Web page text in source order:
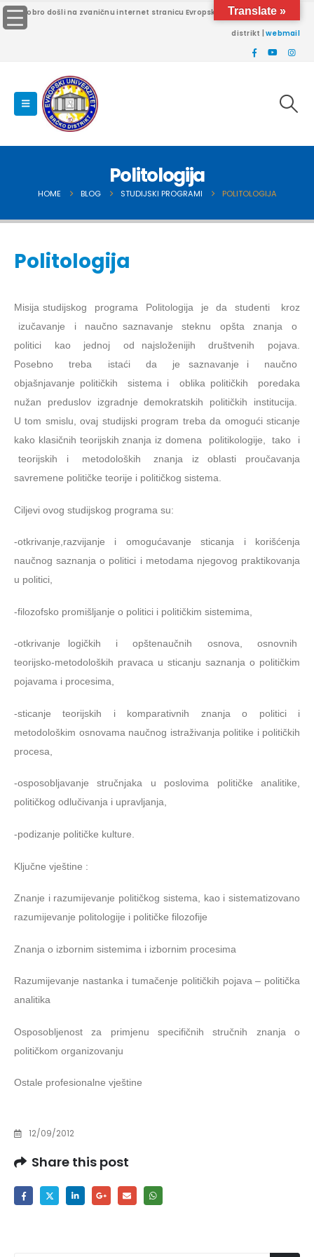
Dobro došli na zvaničnu internet stranicu Evropskog univerziteta Brčko
distrikt |webmail
Politologija
HOME BLOG STUDIJSKI PROGRAMI POLITOLOGIJA
Politologija
Misija studijskog programa Politologija je da studenti kroz
izučavanje i naučno saznavanje steknu opšta znanja o
politici kao jednoj od najsloženijih društvenih pojava.
Posebno treba istaći da je saznavanje i naučno
objašnjavanje političkih sistema i oblika političkih poredaka
nužan preduslov izgradnje demokratskih političkih institucija.
U tom smislu, ovaj studijski program treba da omogući sticanje
kako klasičnih teorijskih znanja iz domena politikologije, tako i
teorijskih i metodoloških znanja iz oblasti proučavanja
savremene političke teorije i političkog sistema.
Ciljevi ovog studijskog programa su:
-otkrivanje,razvijanje i omogućavanje sticanja i korišćenja
naučnog saznanja o politici i metodama njegovog praktikovanja
u politici,
-filozofsko promišljanje o politici i političkim sistemima,
-otkrivanje logičkih i opštenaučnih osnova, osnovnih
teorijsko-metodoloških pravaca u sticanju saznanja o političkim
pojavama i procesima,
-sticanje teorijskih i komparativnih znanja o politici i
metodološkim osnovama naučnog istraživanja politike i političkih
procesa,
-osposobljavanje stručnjaka u poslovima političke analitike,
političkog odlučivanja i upravljanja,
-podizanje političke kulture.
Ključne vještine :
Znanje i razumijevanje političkog sistema, kao i sistematizovano
razumijevanje politologije i političke filozofije
Znanja o izbornim sistemima i izbornim procesima
Razumijevanje nastanka i tumačenje političkih pojava – politička
analitika
Osposobljenost za primjenu specifičnih stručnih znanja o
političkom organizovanju
Ostale profesionalne vještine
12/09/2012
Share this post
Translate »